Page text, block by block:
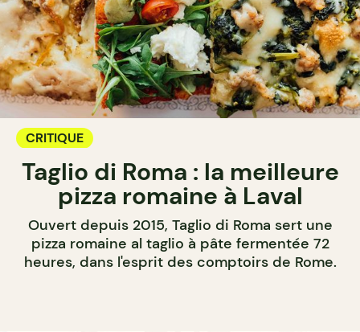
CRITIQUE
Taglio di Roma : la meilleure
pizza romaine à Laval
Ouvert depuis 2015, Taglio di Roma sert une
pizza romaine al taglio à pâte fermentée 72
heures, dans l'esprit des comptoirs de Rome.